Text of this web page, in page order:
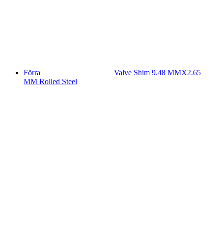
Förra
Valve Shim 9.48 MMX2.65
MM Rolled Steel